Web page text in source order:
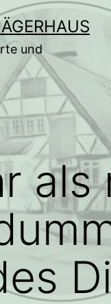
und
als